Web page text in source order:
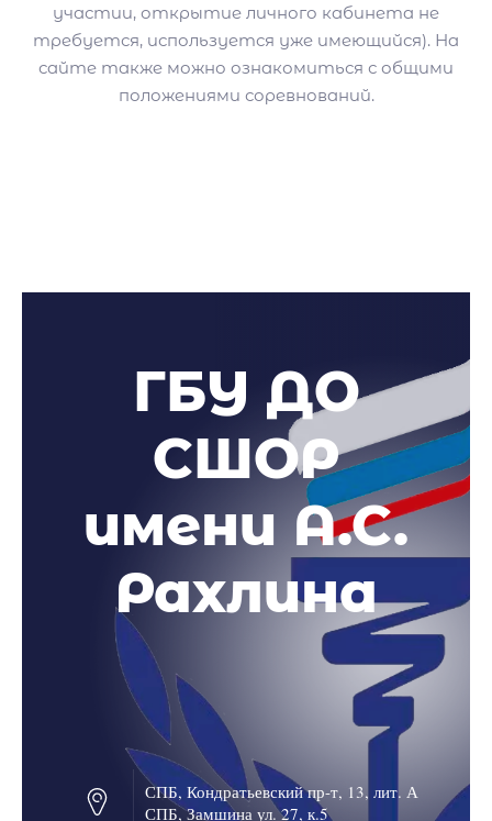
участии, открытие личного кабинета не
требуется, используется уже имеющийся). На
сайте также можно ознакомиться с общими
положениями соревнований.
ГБУ ДО
СШОР
имени А.С.
Рахлина
СПБ, Кондратьевский пр-т, 13, лит. А
СПБ, Замшина ул. 27, к.5